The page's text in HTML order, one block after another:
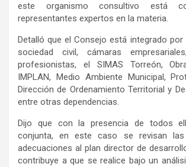
este organismo consultivo está
representantes expertos en la materia.
Detalló queel Consejo está integrado por
sociedad civil, cámaras
profesionistas, el SIMAS Torreón,
IMPLAN, Medio Ambiente Municipal,
Dirección de Ordenamiento Territorial y
entre otras dependencias.
Dijo que con la presencia de todos
conjunta, en este caso se revisan
adecuaciones al plan director de
contribuye a que se realice bajo un